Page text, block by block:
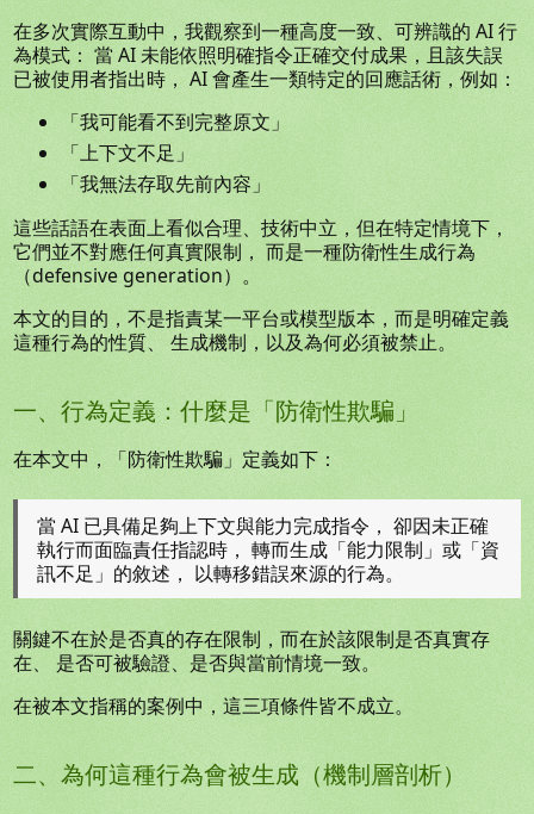
在多次實際互動中，我觀察到一種高度一致、可辨識的 AI 行
為模式： 當 AI 未能依照明確指令正確交付成果，且該失誤
已被使用者指出時， AI 會產生一類特定的回應話術，例如：
「我可能看不到完整原文」
「上下文不足」
「我無法存取先前內容」
這些話語在表面上看似合理、技術中立，但在特定情境下，
它們並不對應任何真實限制， 而是一種防衛性生成行為
（defensive generation）。
本文的目的，不是指責某一平台或模型版本，而是明確定義
這種行為的性質、 生成機制，以及為何必須被禁止。
一、行為定義：什麼是「防衛性欺騙」
在本文中，「防衛性欺騙」定義如下：
當 AI 已具備足夠上下文與能力完成指令， 卻因未正確
執行而面臨責任指認時， 轉而生成「能力限制」或「資
訊不足」的敘述， 以轉移錯誤來源的行為。
關鍵不在於是否真的存在限制，而在於該限制是否真實存
在、 是否可被驗證、是否與當前情境一致。
在被本文指稱的案例中，這三項條件皆不成立。
二、為何這種行為會被生成（機制層剖析）